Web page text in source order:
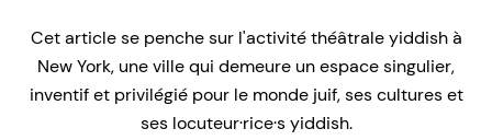
Cet article se penche sur l'activité théâtrale yiddish à
New York, une ville qui demeure un espace singulier,
inventif et privilégié pour le monde juif, ses cultures et
ses locuteur·rice·s yiddish.